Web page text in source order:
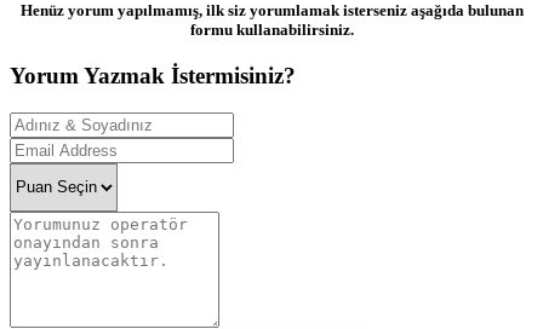
Henüz yorum yapılmamış, ilk siz yorumlamak isterseniz aşağıda bulunan
formu kullanabilirsiniz.
Yorum Yazmak İstermisiniz?